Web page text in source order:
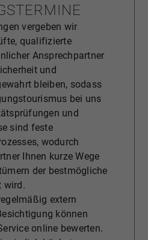
vergeben wir
qualifizierte
Ansprechpartner
und
bleiben, sodass
bei uns
und
sind feste
wodurch
Ihnen kurze Wege
der bestmögliche
wird.
extern
können
online bewerten.